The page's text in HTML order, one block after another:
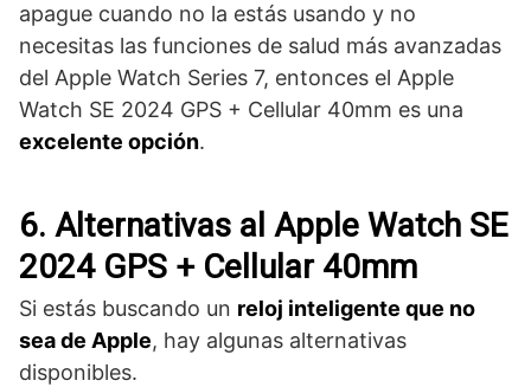
apague cuando no la estás usando y no
necesitas las funciones de salud más avanzadas
del Apple Watch Series 7, entonces el Apple
Watch SE 2024 GPS + Cellular 40mm es una
excelente opción.
6. Alternativas al Apple Watch SE
2024 GPS + Cellular 40mm
Si estás buscando un reloj inteligente que no
sea de Apple, hay algunas alternativas
disponibles.